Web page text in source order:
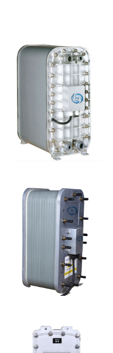
麦克尼斯EDI模块维修